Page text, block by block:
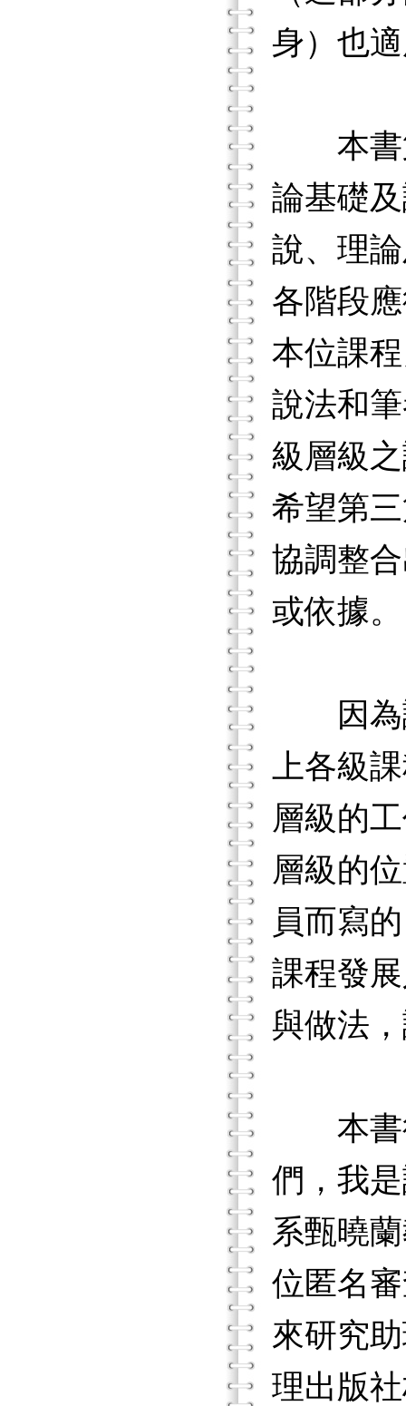
身）也
本書第
論基礎
說、理
各階段
本位課
說法和
級層級
希望第
協調整
或依據。
因為課
上各級
層級的
層級的
員而寫
課程發
與做法
本書得
們，我
系甄曉
位匿名
來研究
理出版